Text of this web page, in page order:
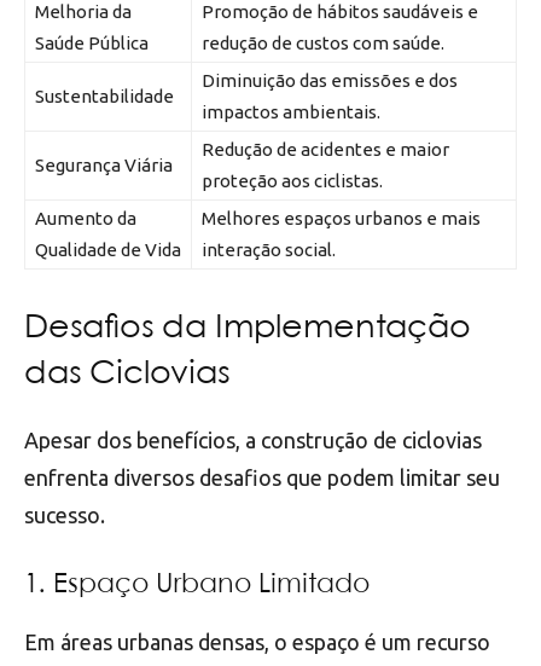
Melhoria da
Saúde Pública
Promoção de hábitos saudáveis e
redução de custos com saúde.
Sustentabilidade
Diminuição das emissões e dos
impactos ambientais.
Segurança Viária
Redução de acidentes e maior
proteção aos ciclistas.
Aumento da
Qualidade de Vida
Melhores espaços urbanos e mais
interação social.
Desafios da Implementação
das Ciclovias
Apesar dos benefícios, a construção de ciclovias
enfrenta diversos desafios que podem limitar seu
sucesso.
1. Espaço Urbano Limitado
Em áreas urbanas densas, o espaço é um recurso